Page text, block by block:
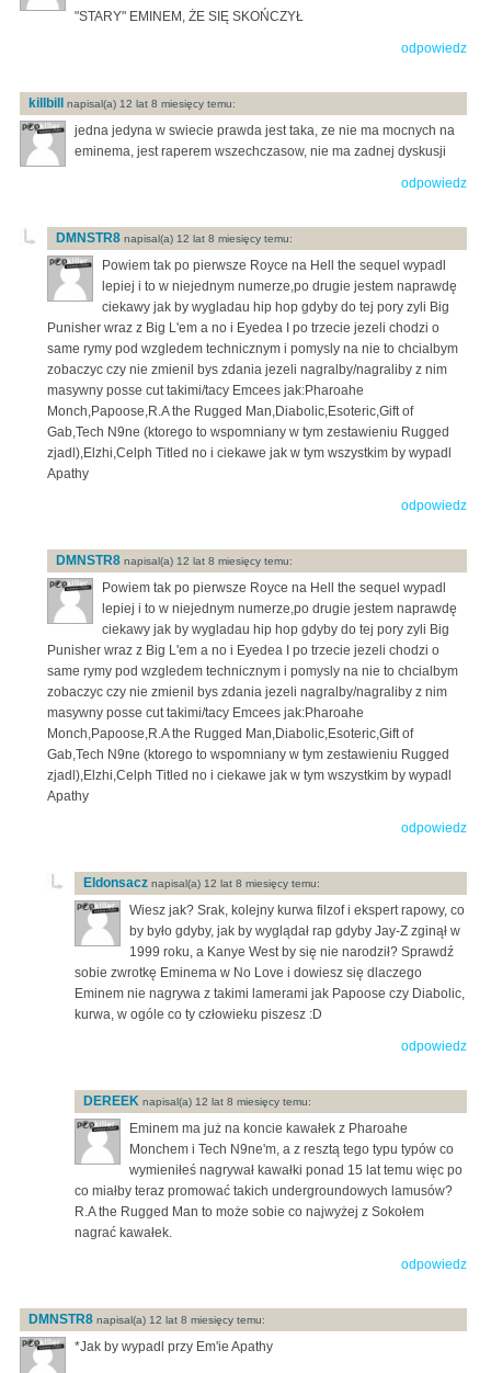
"STARY" EMINEM, ŻE SIĘ SKOŃCZYŁ
odpowiedz
killbill napisal(a) 12 lat 8 miesięcy temu:
jedna jedyna w swiecie prawda jest taka, ze nie ma mocnych na
eminema, jest raperem wszechczasow, nie ma zadnej dyskusji
odpowiedz
DMNSTR8 napisal(a) 12 lat 8 miesięcy temu:
Powiem tak po pierwsze Royce na Hell the sequel wypadl
lepiej i to w niejednym numerze,po drugie jestem naprawdę
ciekawy jak by wygladau hip hop gdyby do tej pory zyli Big
Punisher wraz z Big L'em a no i Eyedea I po trzecie jezeli chodzi o
same rymy pod wzgledem technicznym i pomysly na nie to chcialbym
zobaczyc czy nie zmienil bys zdania jezeli nagralby/nagraliby z nim
masywny posse cut takimi/tacy Emcees jak:Pharoahe
Monch,Papoose,R.A the Rugged Man,Diabolic,Esoteric,Gift of
Gab,Tech N9ne (ktorego to wspomniany w tym zestawieniu Rugged
zjadl),Elzhi,Celph Titled no i ciekawe jak w tym wszystkim by wypadl
Apathy
odpowiedz
DMNSTR8 napisal(a) 12 lat 8 miesięcy temu:
Powiem tak po pierwsze Royce na Hell the sequel wypadl
lepiej i to w niejednym numerze,po drugie jestem naprawdę
ciekawy jak by wygladau hip hop gdyby do tej pory zyli Big
Punisher wraz z Big L'em a no i Eyedea I po trzecie jezeli chodzi o
same rymy pod wzgledem technicznym i pomysly na nie to chcialbym
zobaczyc czy nie zmienil bys zdania jezeli nagralby/nagraliby z nim
masywny posse cut takimi/tacy Emcees jak:Pharoahe
Monch,Papoose,R.A the Rugged Man,Diabolic,Esoteric,Gift of
Gab,Tech N9ne (ktorego to wspomniany w tym zestawieniu Rugged
zjadl),Elzhi,Celph Titled no i ciekawe jak w tym wszystkim by wypadl
Apathy
odpowiedz
Eldonsacz napisal(a) 12 lat 8 miesięcy temu:
Wiesz jak? Srak, kolejny kurwa filzof i ekspert rapowy, co
by było gdyby, jak by wyglądał rap gdyby Jay-Z zginął w
1999 roku, a Kanye West by się nie narodził? Sprawdź
sobie zwrotkę Eminema w No Love i dowiesz się dlaczego
Eminem nie nagrywa z takimi lamerami jak Papoose czy Diabolic,
kurwa, w ogóle co ty człowieku piszesz :D
odpowiedz
DEREEK napisal(a) 12 lat 8 miesięcy temu:
Eminem ma już na koncie kawałek z Pharoahe
Monchem i Tech N9ne'm, a z resztą tego typu typów co
wymieniłeś nagrywał kawałki ponad 15 lat temu więc po
co miałby teraz promować takich undergroundowych lamusów?
R.A the Rugged Man to może sobie co najwyżej z Sokołem
nagrać kawałek.
odpowiedz
DMNSTR8 napisal(a) 12 lat 8 miesięcy temu:
*Jak by wypadl przy Em'ie Apathy